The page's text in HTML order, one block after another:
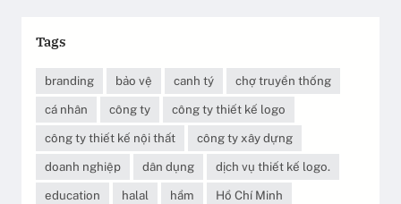
Tags
branding bảo vệ canh tý
chợ truyền thống
cá nhân
công ty
công ty thiết kế logo
công ty thiết kế nội thất
công ty xây dựng
doanh nghiệp
dân dụng
dịch vụ thiết kế logo.
education
halal hầm
Hồ Chí Minh